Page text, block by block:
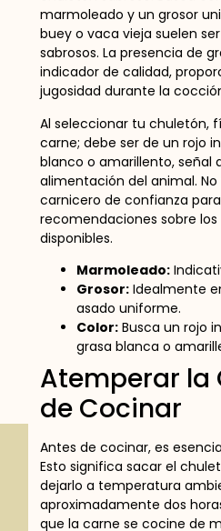
marmoleado y un grosor
buey o vaca vieja suelen
sabrosos. La presencia de
indicador de calidad,
jugosidad durante la
Al seleccionar tu chuletón,
carne; debe ser de un rojo
blanco o amarillento, señal
alimentación del animal.
carnicero de confianza
recomendaciones sobre
disponibles.
Marmoleado:
Grosor:Idealmente
asado uniforme.
Color:Busca un rojo
grasa blanca o
Atemperar la
de Cocinar
Antes de cocinar, es
Esto significa sacar el
dejarlo a temperatura
aproximadamente dos
que la carne se cocine de